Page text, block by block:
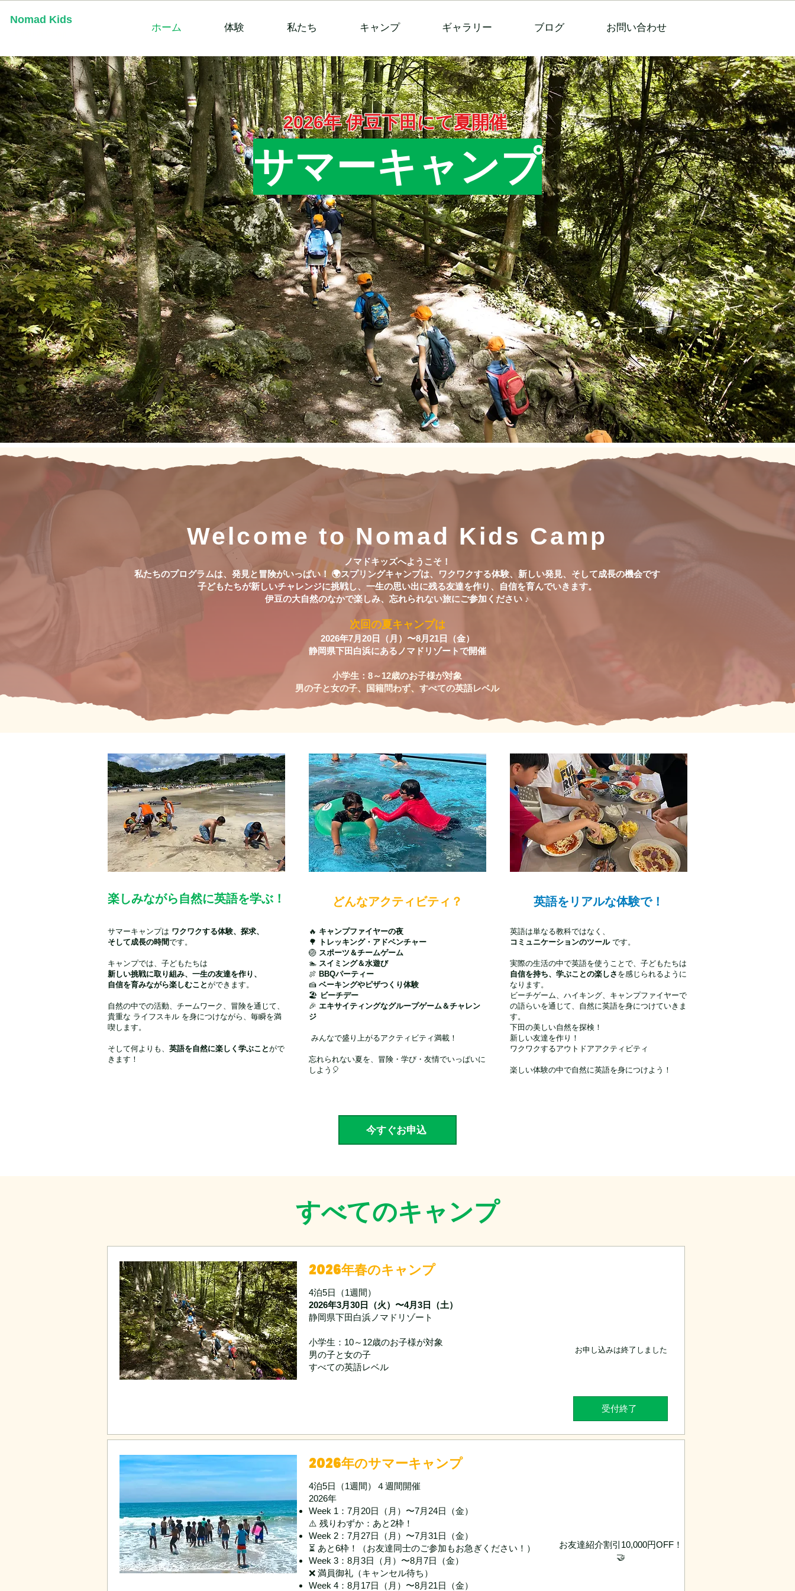
Nomad Kids
ホーム 体験 私たち キャンプ ギャラリー ブログ お問い合わせ
2026年 伊豆下田にて夏開催
サマーキャンプ
Welcome to Nomad Kids Camp
ノマドキッズへようこそ！
私たちのプログラムは、 発見と冒険がいっぱい！ 🌍スプリングキャンプは、ワクワクする体験、新しい発見、そして成長の機会です
子どもたちが新しいチャレンジに挑戦し、一生の思い出に残る友達を作り、自信を育んでいきます。
伊豆の大自然のなかで楽しみ、忘れられない旅にご参加ください ♪
次回の夏キャンプは
2026年7月20日（月）〜8月21日（金）
静岡県下田白浜にあるノマドリゾートで開催
小学生：8～12歳のお子様が対象
男の子と女の子、国籍問わず、すべての英語レベル​
楽しみながら自然に英語を学ぶ！ どんなアクティビティ？ 英語をリアルな体験で！
サマーキャンプは ワクワクする体験、探求、
そして成長の時間です。
キャンプでは、子どもたちは
新しい挑戦に取り組み、一生の友達を作り、
自信を育みながら楽しむことができます。
自然の中での活動、チームワーク、冒険を通じて、
貴重な ライフスキル を身につけながら、毎瞬を満
喫します。
そして何よりも、 英語を自然に楽しく学ぶことがで
きます！
🔥 キャンプファイヤーの夜
🌳
トレッキング・アドベンチャー
🏐 スポーツ＆チームゲーム
🏊 スイミング＆水遊び
🍖 BBQパーティー
🍰 ベーキングやピザつくり体験
🏖 ビーチデー
🎉 エキサイティングなグループゲーム＆チャレン
ジ
みんなで盛り上がるアクティビティ満載！
忘れられない夏を、冒険・学び・友情でいっぱいに
しよう 🎈
英語は単なる教科ではなく、
コミュニケーションのツール です。
実際の生活の中で英語を使うことで、子どもたちは
自信を持ち、学ぶことの楽しさ を感じられるように
なります。
ビーチゲーム、ハイキング、キャンプファイヤーで
の語らいを通じて、自然に英語を身につけていきま
す。
下田の美しい自然を探検！
新しい友達を作り！
ワクワクするアウトドアアクティビティ
楽しい体験の中で自然に英語を身につけよう！
今すぐお申込
​すべてのキャンプ
2026年春のキャンプ
4泊5日（1週間）
2026年3月30日（火）〜4月3日（土）
静岡県下田白浜ノマドリゾート
小学生：10～12歳のお子様が対象
男の子と女の子
すべての英語レベル
お申し込みは終了しました
受付終了
2026年のサマーキャンプ
4泊5日（1週間）４週間開催
2026年
Week 1：7月20日（月）〜7月24日（金）
⚠️ 残りわずか：あと2枠！
Week 2：7月27日（月）〜7月31日（金）
⏳ あと6枠！（お友達同士のご参加もお急ぎください！）
Week 3：8月3日（月）〜8月7日（金）
❌ 満員御礼（キャンセル待ち）
Week 4：8月17日（月）〜8月21日（金）
お友達紹介割引10,000円OFF！
🤝